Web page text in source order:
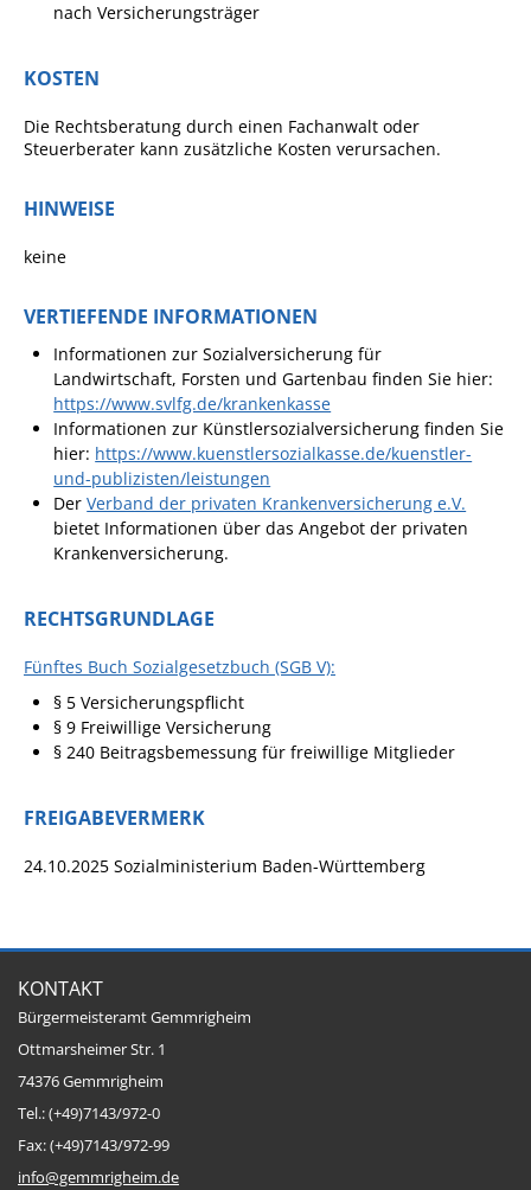
Natur Umwelt Klima
Pop-Up-Museum
Partnerschaft Trigono-
Orestiada
Vereine + Kultur
Kirchen
Geschichte
Projekt Summendes
Markungsputzete
Aktion „PFLÜCK MICH!“
nach Versicherungsträger
KOSTEN
Die Rechtsberatung durch einen Fachanwalt oder
Steuerberater kann zusätzliche Kosten verursachen.
HINWEISE
keine
VERTIEFENDE INFORMATIONEN
Informationen zurSozialversicherung für
Landwirtschaft, Forsten und Gartenbau finden Sie hier:
https://www.svlfg.de/krankenkasse
Informationen zur Künstlersozialversicherung finden Sie
hier: https://www.kuenstlersozialkasse.de/kuenstler-
und-publizisten/leistungen
DerVerband der privaten Krankenversicherung e.V.
bietet Informationen über das Angebot der privaten
Krankenversicherung.
RECHTSGRUNDLAGE
Fünftes Buch Sozialgesetzbuch (SGB V):
§ 5 Versicherungspflicht
§ 9 Freiwillige Versicherung
§ 240 Beitragsbemessung für freiwillige Mitglieder
FREIGABEVERMERK
24.10.2025 Sozialministerium Baden-Württemberg
KONTAKT
Bürgermeisteramt Gemmrigheim
Ottmarsheimer Str. 1
74376 Gemmrigheim
Tel.: (+49)7143/972-0
Fax: (+49)7143/972-99
info@gemmrigheim.de